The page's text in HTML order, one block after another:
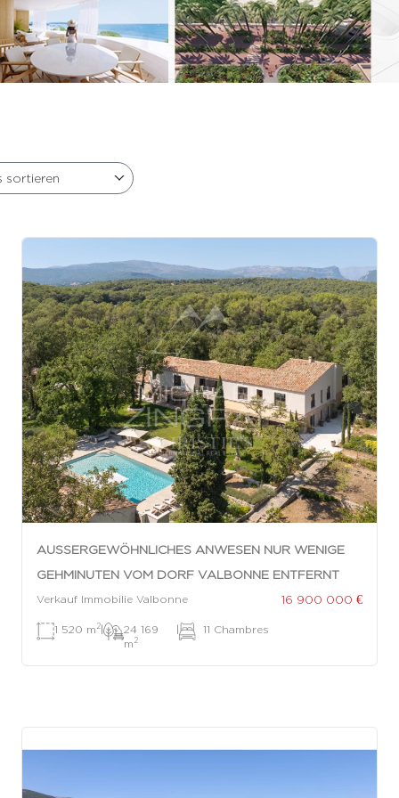
sortieren
AUSSERGEWÖHNLICHES ANWESEN NUR WENIGE G
EHMINUTEN VOM DORF VALBONNE ENTFERNT
Verkauf Immobilie Valbonne 16 900 000 €
1 520 m 2|
24 169
m 2
| 11 Chambres